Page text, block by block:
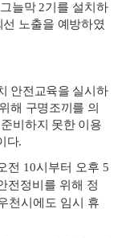
그늘막2기를 설치하
노출을 예방하였
안전교육을 실시하
해 구명조끼를 의
비하지 못한 이용
다.
전 10시부터 오후 5
전정비를 위해 정
천시에도 임시 휴